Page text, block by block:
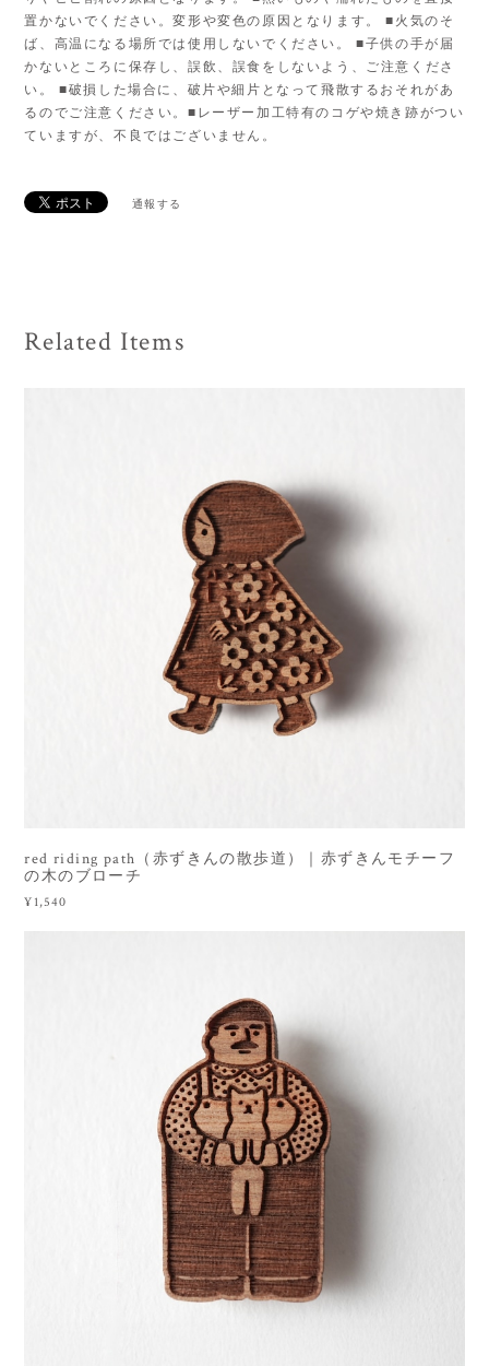
置かないでください。変形や変色の原因となります。 ■火気のそ
ば、高温になる場所では使用しないでください。 ■子供の手が届
かないところに保存し、誤飲、誤食をしないよう、ご注意くださ
い。 ■破損した場合に、破片や細片となって飛散するおそれがあ
るのでご注意ください。■レーザー加工特有のコゲや焼き跡がつい
ていますが、不良ではございません。
通報する
Related Items
red riding path（赤ずきんの散歩道）｜赤ずきんモチーフ
の木のブローチ
¥1,540